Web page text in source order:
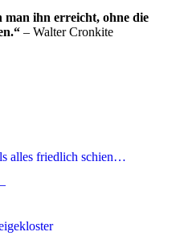
man ihn erreicht, ohne die
– Walter Cronkite
alles friedlich schien…